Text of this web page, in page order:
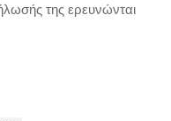
της ερευνώνται